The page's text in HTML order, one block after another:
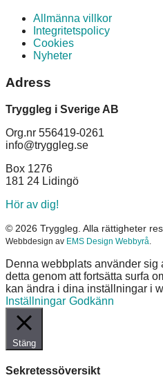
Allmänna villkor
Integritetspolicy
Cookies
Nyheter
Adress
Tryggleg i Sverige AB
Org.nr 556419-0261
info@tryggleg.se
Box 1276
181 24 Lidingö
Hör av dig!
© 2026 Tryggleg. Alla rättigheter
Webbdesign av EMS Design Webbyrå.
Denna webbplats använder
detta genom att fortsätta surfa
kan ändra i dina inställningar i
Inställningar Godkänn
Stäng
Sekretessöversikt